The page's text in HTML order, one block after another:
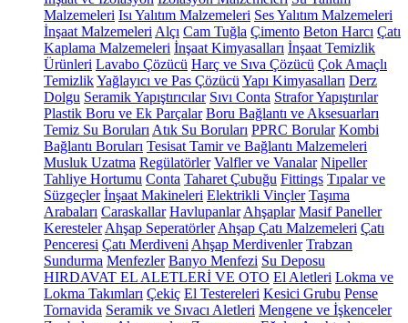
Malzemeleri Isı Yalıtım Malzemeleri Ses Yalıtım Malzemeleri
İnşaat Malzemeleri Alçı Cam Tuğla Çimento Beton Harcı Çatı
Kaplama Malzemeleri İnşaat Kimyasalları İnşaat Temizlik
Ürünleri Lavabo Çözücü Harç ve Sıva Çözücü Çok Amaçlı
TemizlikYağlayıcı ve Pas Çözücü Yapı Kimyasalları Derz
Dolgu Seramik Yapıştırıcılar Sıvı Conta Strafor Yapıştırılar
Plastik Boru ve Ek Parçalar Boru Bağlantı ve Aksesuarları
Temiz Su Boruları Atık Su Boruları PPRC Borular Kombi
Bağlantı Boruları Tesisat Tamir ve Bağlantı Malzemeleri
Musluk Uzatma Regülatörler Valfler ve Vanalar Nipeller
Tahliye Hortumu Conta Taharet Çubuğu Fittings Tıpalar ve
Süzgeçler İnşaat Makineleri Elektrikli Vinçler Taşıma
Arabaları Caraskallar Havlupanlar Ahşaplar Masif Paneller
Keresteler Ahşap Seperatörler Ahşap Çatı Malzemeleri Çatı
Penceresi Çatı Merdiveni Ahşap Merdivenler Trabzan
Sundurma Menfezler Banyo Menfezi Su Deposu
HIRDAVAT EL ALETLERİ VE OTO El Aletleri Lokma ve
Lokma Takımları Çekiç El Testereleri Kesici Grubu Pense
Tornavida Seramik ve Sıvacı Aletleri Mengene ve İşkenceler